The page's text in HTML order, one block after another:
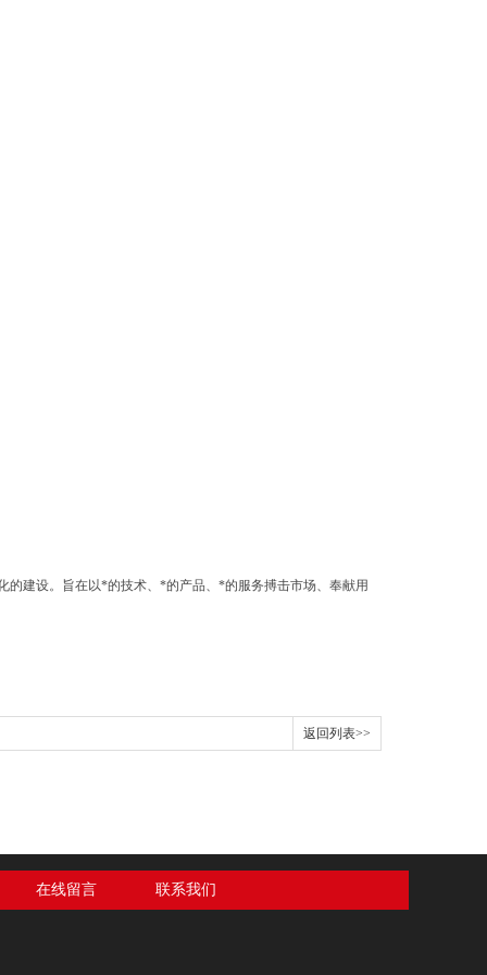
的建设。旨在以*的技术、*的产品、*的服务搏击市场、奉献用
返回列表>>
在线留言 联系我们